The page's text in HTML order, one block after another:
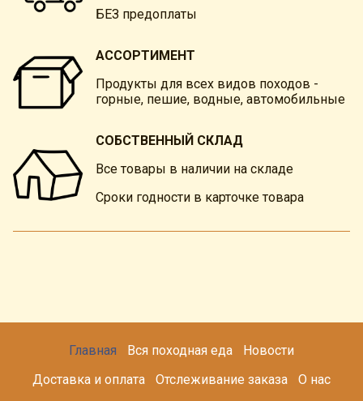
БЕЗ предоплаты
АССОРТИМЕНТ
Продукты для всех видов походов -
горные, пешие, водные, автомобильные
СОБСТВЕННЫЙ СКЛАД
Все товары в наличии на складе
Сроки годности в карточке товара
Главная Вся походная еда
Новости
Доставка и оплата
Отслеживание заказа
О нас